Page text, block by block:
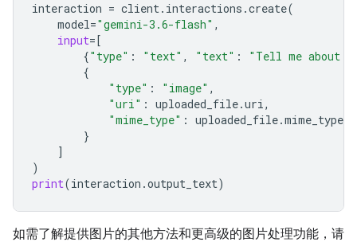
interaction = client. interactions .create(
model="gemini-3.6-flash" ,
input=[
{"type" : "text" , "text" :
"Tell me about
{
"type" : "image" ,
"uri" : uploaded_file.uri,
"mime_type" : uploaded_file.mime_type
}
]
)
print(interaction .output_text)
如需了解提供图片的其他方法和更高级的图片处理功能，请